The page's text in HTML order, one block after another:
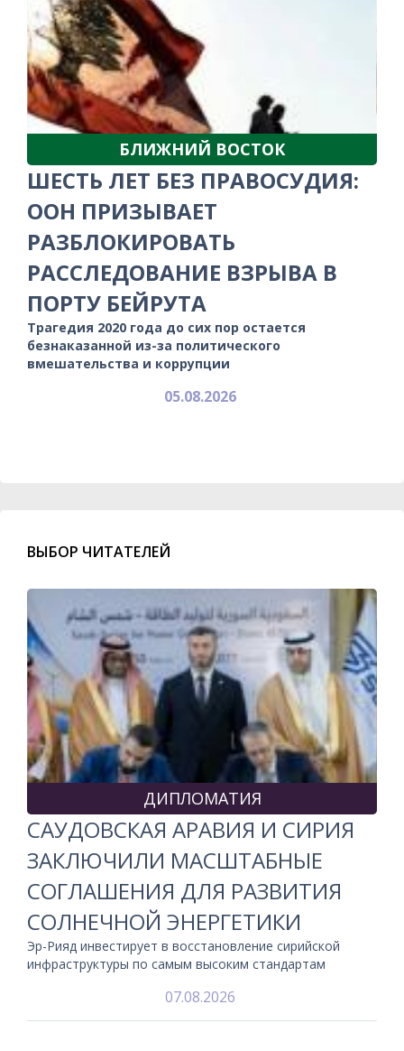
БЛИЖНИЙ ВОСТОК
ШЕСТЬ ЛЕТ БЕЗ ПРАВОСУДИЯ:
ООН ПРИЗЫВАЕТ
РАЗБЛОКИРОВАТЬ
РАССЛЕДОВАНИЕ ВЗРЫВА В
ПОРТУ БЕЙРУТА
Трагедия 2020 года до сих пор остается
безнаказанной из-за политического
вмешательства и коррупции
05.08.2026
ВЫБОР ЧИТАТЕЛЕЙ
ДИПЛОМАТИЯ
САУДОВСКАЯ АРАВИЯ И СИРИЯ
ЗАКЛЮЧИЛИ МАСШТАБНЫЕ
СОГЛАШЕНИЯ ДЛЯ РАЗВИТИЯ
СОЛНЕЧНОЙ ЭНЕРГЕТИКИ
Эр-Рияд инвестирует в восстановление сирийской
инфраструктуры по самым высоким стандартам
07.08.2026